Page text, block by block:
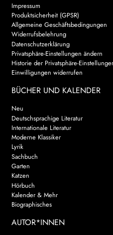
Impressum
Produktsicherheit (GPSR)
Allgemeine Geschäftsbedingungen
Widerrufsbelehrung
Datenschutzerklärung
Privatsphäre-Einstellungen ändern
Historie der Privatsphäre-
Einwilligungen widerrufen
BÜCHER UND KALENDER
Neu
Deutschsprachige Literatur
Internationale Literatur
Moderne Klassiker
Lyrik
Sachbuch
Garten
Katzen
Hörbuch
Kalender & Mehr
Biographisches
AUTOR*INNEN